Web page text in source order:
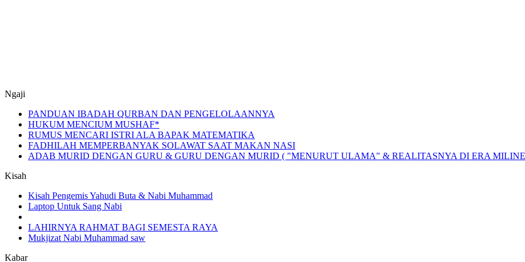
Ngaji
PANDUAN IBADAH QURBAN DAN PENGELOLAANNYA
HUKUM MENCIUM MUSHAF*
RUMUS MENCARI ISTRI ALA BAPAK MATEMATIKA
FADHILAH MEMPERBANYAK SOLAWAT SAAT MAKAN NASI
ADAB MURID DENGAN GURU & GURU DENGAN MURID ( "MENURUT ULAMA" & REALITASNYA DI ERA
Kisah
Kisah Pengemis Yahudi Buta & Nabi Muhammad
Laptop Untuk Sang Nabi
LAHIRNYA RAHMAT BAGI SEMESTA RAYA
Mukjizat Nabi Muhammad saw
Kabar